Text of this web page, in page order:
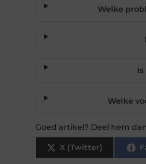
Welke
Welke
Goed artikel? Deel hem
X (Twitter)